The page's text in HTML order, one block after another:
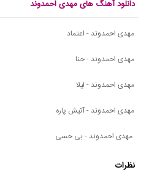
دانلود آهنگ های مهدی احمدوند
مهدی احمدوند - اعتماد
مهدی احمدوند - حنا
مهدی احمدوند - لیلا
مهدی احمدوند - آتیش پاره
مهدی احمدوند - بی حسی
نظرات